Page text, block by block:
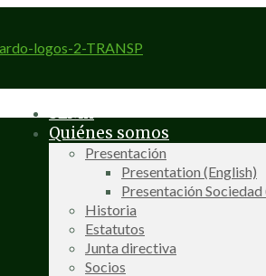
SEMh
Quiénes somos
Presentación
Presentation (English)
Presentación
Historia
Estatutos
Junta directiva
Socios